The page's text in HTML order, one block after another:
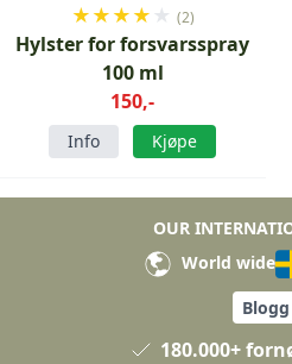
★★★★ ★ (2)
Hylster for forsvarsspray
100 ml
150,-
Info Kjøpe
OUR
World wide
Blogg
180.000+